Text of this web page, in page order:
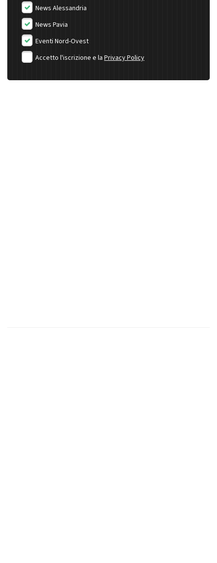
News Alessandria
News Pavia
Eventi Nord-Ovest
Accetto l'iscrizione e la Privacy Policy